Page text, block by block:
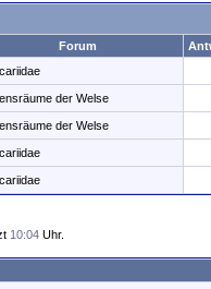
Forum
der Welse
der Welse
10:04 Uhr.